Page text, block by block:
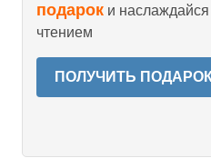
подарок и
чтением
ПОЛУЧИТЬ